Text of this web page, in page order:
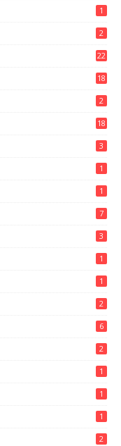
1
2
22
18
2
18
3
1
1
7
3
1
1
2
6
2
1
1
1
2